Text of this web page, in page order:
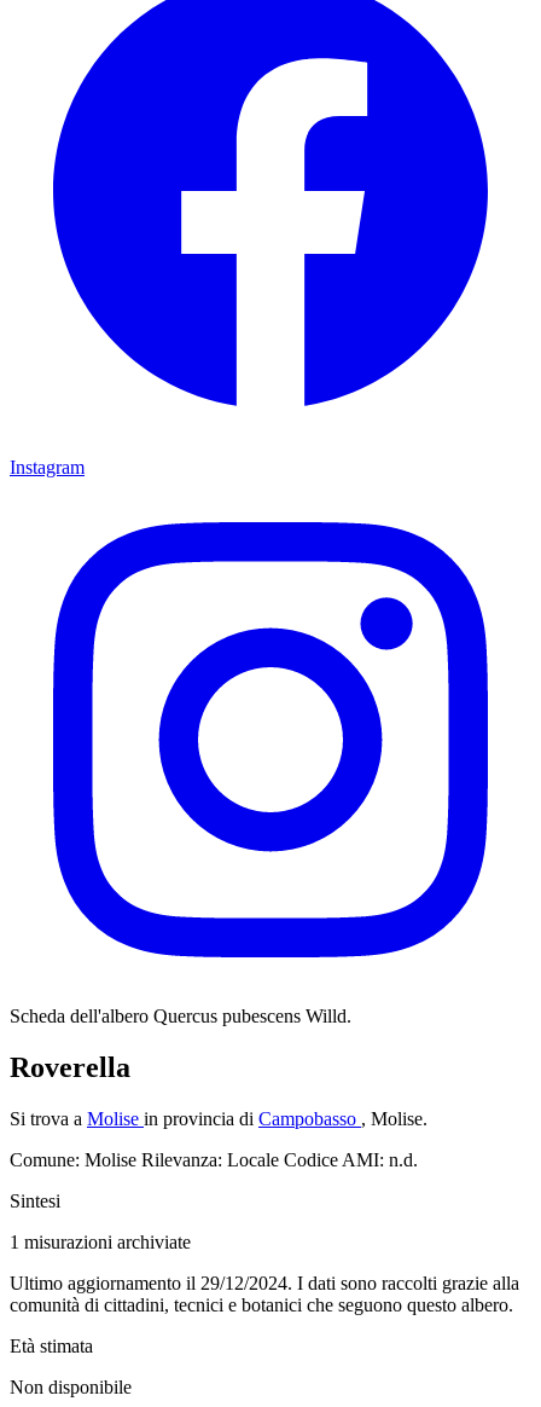
Instagram
Scheda dell'albero Quercus pubescens Willd.
Roverella
Si trova a Molise in provincia di Campobasso , Molise.
Comune: Molise Rilevanza: Locale Codice AMI: n.d.
Sintesi
1 misurazioni archiviate
Ultimo aggiornamento il 29/12/2024. I dati sono raccolti grazie alla
comunità di cittadini, tecnici e botanici che seguono questo albero.
Età stimata
Non disponibile